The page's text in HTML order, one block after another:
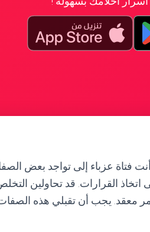
فتاة عزباء إلى تواجد بعض
القرارات. قد تحاولين
معقد. يجب أن تقبلي هذه